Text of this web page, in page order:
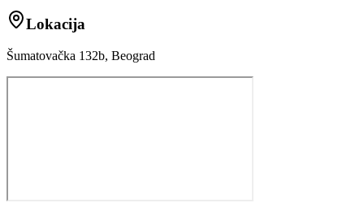
Lokacija
Šumatovačka 132b, Beograd